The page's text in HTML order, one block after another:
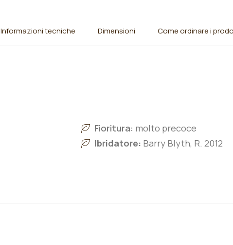
Informazioni tecniche Dimensioni Come ordinare i
Fioritura: molto precoce
Ibridatore: Barry Blyth, R. 2012